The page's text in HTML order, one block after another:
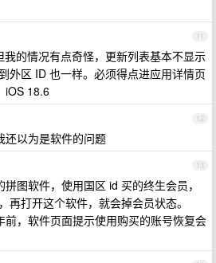
11
我的情况有点奇怪，更新列表基本不显示
外区 ID 也一样。必须得点进应用详情页
iOS 18.6
12
还以为是软件的问题
13
图软件，使用国区 id 买的终生会员，
再打开这个软件，就会掉会员状态。
前，软件页面提示使用购买的账号恢复会